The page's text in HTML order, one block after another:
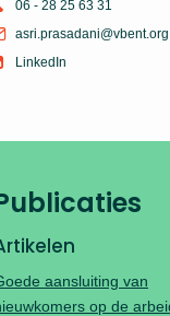
06 - 28 25 63 31
asri.prasadani@vbent.org
LinkedIn
aansluiting van
op de